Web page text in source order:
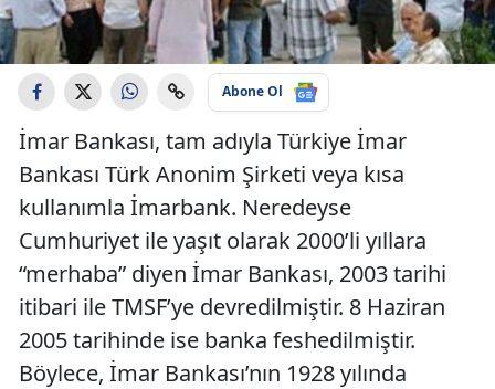
Abone Ol
İmar Bankası, tam adıyla Türkiye İmar
Bankası Türk Anonim Şirketi veya kısa
kullanımla İmarbank. Neredeyse
Cumhuriyet ile yaşıt olarak 2000’li yıllara
“merhaba” diyen İmar Bankası, 2003 tarihi
itibari ile TMSF’ye devredilmiştir. 8 Haziran
2005 tarihinde ise banka feshedilmiştir.
Böylece, İmar Bankası’nın 1928 yılında